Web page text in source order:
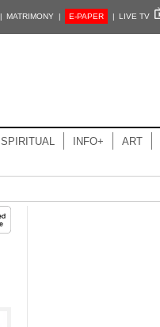
| MATRIMONY | E-PAPER | LIVE TV
SPIRITUAL INFO+ ART